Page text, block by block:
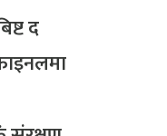
द